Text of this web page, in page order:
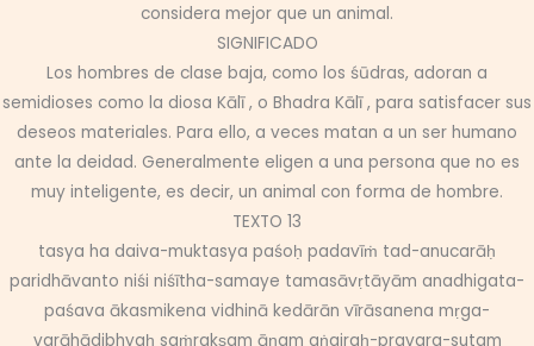
considera mejor que un animal.
SIGNIFICADO
Los hombres de clase baja, como los śūdras, adoran a
semidioses como la diosa Kālī , o Bhadra Kālī , para satisfacer sus
deseos materiales. Para ello, a veces matan a un ser humano
ante la deidad. Generalmente eligen a una persona que no es
muy inteligente, es decir, un animal con forma de hombre.
TEXTO 13
tasya ha daiva-muktasya paśoḥ padavīṁ tad-anucarāḥ
paridhāvanto niśi niśītha-samaye tamasāvṛtāyām anadhigata-
paśava ākasmikena vidhinā kedārān vīrāsanena mṛga-
varāhādibhyaḥ saṁrakṣam āṇam aṅgiraḥ-pravara-sutam